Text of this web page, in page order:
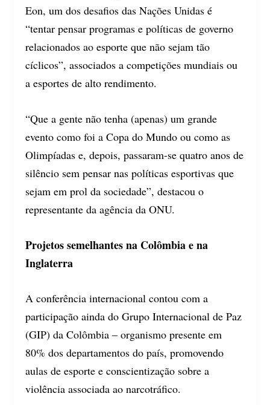
Eon, um dos desafios das Nações Unidas é
“tentar pensar programas e políticas de governo
relacionados ao esporte que não sejam tão
cíclicos”, associados a competições mundiais ou
a esportes de alto rendimento.
“Que a gente não tenha (apenas) um grande
evento como foi a Copa do Mundo ou como as
Olimpíadas e, depois, passaram-se quatro anos de
silêncio sem pensar nas políticas esportivas que
sejam em prol da sociedade”, destacou o
representante da agência da ONU.
Projetos semelhantes na Colômbia e na
Inglaterra
A conferência internacional contou com a
participação ainda do Grupo Internacional de Paz
(GIP) da Colômbia – organismo presente em
80% dos departamentos do país, promovendo
aulas de esporte e conscientização sobre a
violência associada ao narcotráfico.